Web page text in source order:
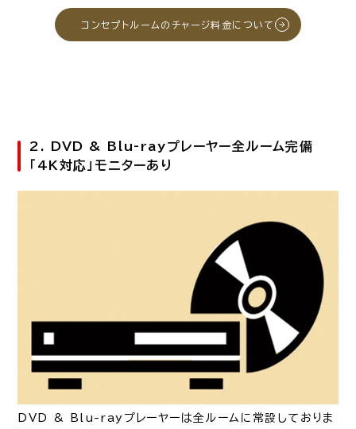
コンセプトルームのチャージ料金について
2. DVD & Blu-rayプレーヤー全ルーム完備
「4K対応」モニターあり
DVD & Blu-rayプレーヤーは全ルームに常設しておりま